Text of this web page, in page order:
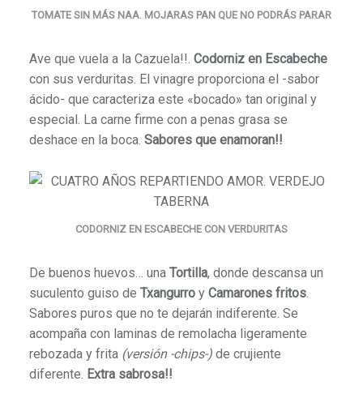
TOMATE SIN MÁS NAA. MOJARAS PAN QUE NO PODRÁS PARAR
Ave que vuela a la Cazuela!!. Codorniz en Escabeche
con sus verduritas. El vinagre proporciona el -sabor
ácido- que caracteriza este «bocado» tan original y
especial. La carne firme con a penas grasa se
deshace en la boca. Sabores que enamoran!!
CODORNIZ EN ESCABECHE CON VERDURITAS
De buenos huevos… una Tortilla, donde descansa un
suculento guiso de Txangurroy Camarones fritos.
Sabores puros que no te dejarán indiferente. Se
acompaña con laminas de remolacha ligeramente
rebozada y frita (versión -chips-)de crujiente
diferente. Extra sabrosa!!